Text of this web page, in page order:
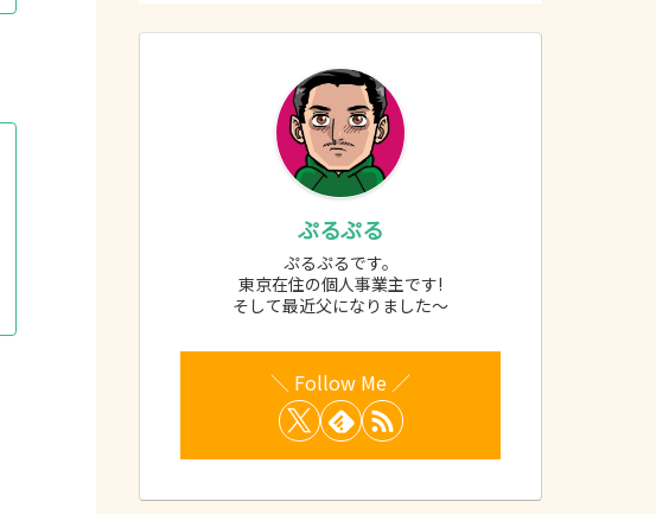
ぷるぷる
ぷるぷるです。
東京在住の個人事業主です!
そして最近父になりました～